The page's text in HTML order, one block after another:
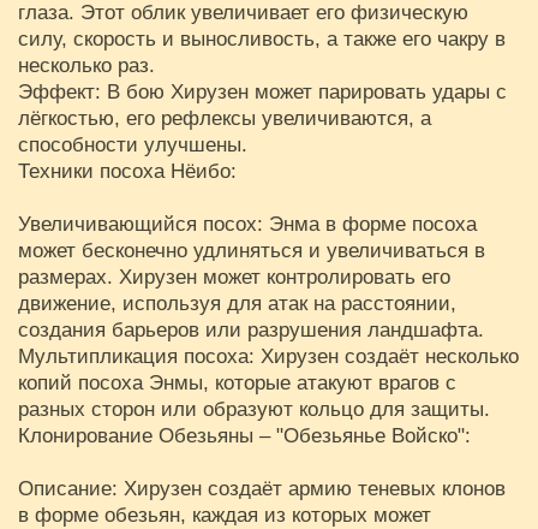
глаза. Этот облик увеличивает его физическую
силу, скорость и выносливость, а также его чакру в
несколько раз.
Эффект: В бою Хирузен может парировать удары с
лёгкостью, его рефлексы увеличиваются, а
способности улучшены.
Техники посоха Нёибо:
Увеличивающийся посох: Энма в форме посоха
может бесконечно удлиняться и увеличиваться в
размерах. Хирузен может контролировать его
движение, используя для атак на расстоянии,
создания барьеров или разрушения ландшафта.
Мультипликация посоха: Хирузен создаёт несколько
копий посоха Энмы, которые атакуют врагов с
разных сторон или образуют кольцо для защиты.
Клонирование Обезьяны – "Обезьянье Войско":
Описание: Хирузен создаёт армию теневых клонов
в форме обезьян, каждая из которых может